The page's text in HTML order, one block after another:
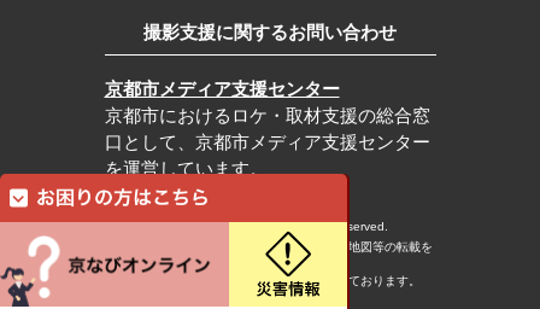
撮影支援に関するお問い合わせ
京都市メディア支援センター
京都市におけるロケ・取材支援の総合窓
口として、京都市メディア支援センター
を運営しています。
c Kyoto City Tourism Association All rights reserved.
※本ホームページの内容・写真・イラスト・地図等の転載を
固くお断りします。
※本ホームページの運営は宿泊税を活用しております。